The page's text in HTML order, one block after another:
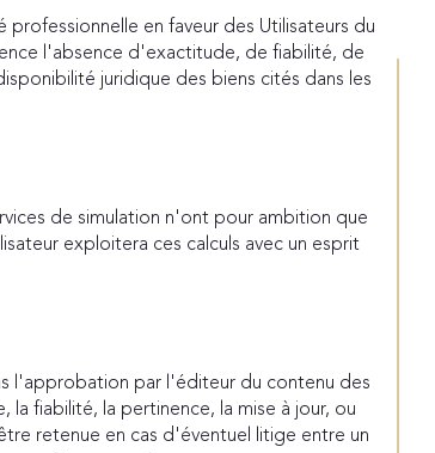
en faveur des Utilisateurs du
l'absence d'exactitude, de fiabilité, de
juridique des biens cités dans les
de simulation n'ont pour ambition que
exploitera ces calculs avec un esprit
l'approbation par l'éditeur du contenu des
fiabilité, la pertinence, la mise à jour, ou
retenue en cas d'éventuel litige entre un